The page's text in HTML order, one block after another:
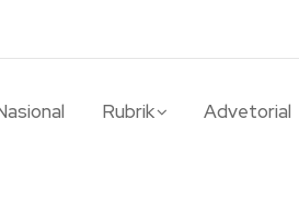
Rubrik Advetorial